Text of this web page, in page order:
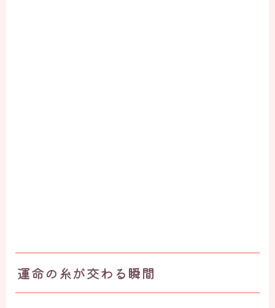
運命の糸が交わる瞬間